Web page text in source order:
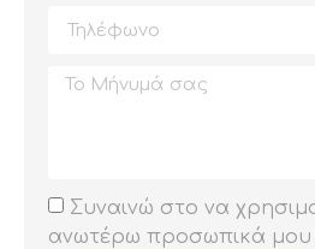
Συναινώ στο να
ανωτέρω προσωπικά μου